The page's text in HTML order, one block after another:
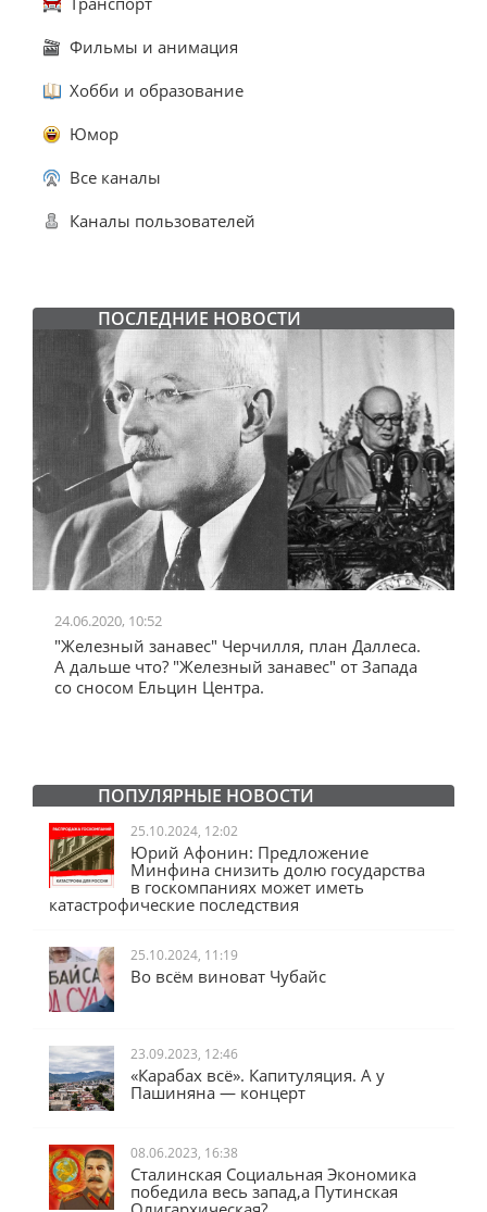
Фильмы и анимация
Хобби и образование
Юмор
Все каналы
Каналы пользователей
ПОСЛЕДНИЕ НОВОСТИ
24.06.2020, 10:52
"Железный занавес" Черчилля, план Даллеса.
А дальше что? "Железный занавес" от Запада
со сносом Ельцин Центра.
ПОПУЛЯРНЫЕ НОВОСТИ
25.10.2024, 12:02
Юрий Афонин: Предложение
Минфина снизить долю государства
в госкомпаниях может иметь
катастрофические последствия
25.10.2024, 11:19
Во всём виноват Чубайс
23.09.2023, 12:46
«Карабах всё». Капитуляция. А у
Пашиняна — концерт
08.06.2023, 16:38
Сталинская Социальная Экономика
победила весь запад,а Путинская